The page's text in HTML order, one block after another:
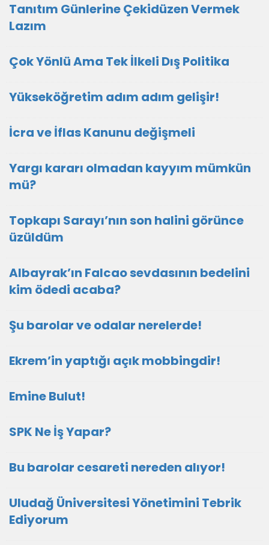
Tanıtım Günlerine Çekidüzen Vermek
Lazım
Çok Yönlü Ama Tek İlkeli Dış Politika
Yükseköğretim adım adım gelişir!
İcra ve İflas Kanunu değişmeli
Yargı kararı olmadan kayyım mümkün
mü?
Topkapı Sarayı’nın son halini görünce
üzüldüm
Albayrak’ın Falcao sevdasının bedelini
kim ödedi acaba?
Şu barolar ve odalar nerelerde!
Ekrem’in yaptığı açık mobbingdir!
Emine Bulut!
SPK Ne İş Yapar?
Bu barolar cesareti nereden alıyor!
Uludağ Üniversitesi Yönetimini Tebrik
Ediyorum